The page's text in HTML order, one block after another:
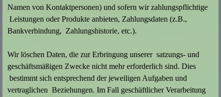
Namen von Kontaktpersonen) und sofern wir zahlungspflichtige
Leistungen oder Produkte anbieten, Zahlungsdaten (z.B.,
Bankverbindung, Zahlungshistorie, etc.).
Wir löschen Daten, die zur Erbringung unserer satzungs- und
geschäftsmäßigen Zwecke nicht mehr erforderlich sind. Dies
bestimmt sich entsprechend der jeweiligen Aufgaben und
vertraglichen Beziehungen. Im Fall geschäftlicher Verarbeitung